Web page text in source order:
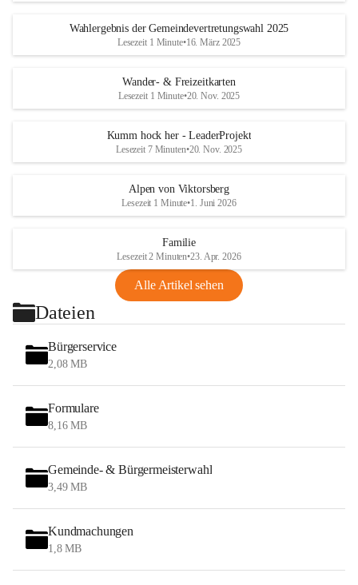
Wahlergebnis der Gemeindevertretungswahl 2025
Lesezeit 1 Minute•16. März 2025
Wander- & Freizeitkarten
Lesezeit 1 Minute•20. Nov. 2025
Kumm hock her - LeaderProjekt
Lesezeit 7 Minuten•20. Nov. 2025
Alpen von Viktorsberg
Lesezeit 1 Minute•1. Juni 2026
Familie
Lesezeit 2 Minuten•23. Apr. 2026
Alle Artikel sehen
Dateien
Bürgerservice
2,08 MB
Formulare
8,16 MB
Gemeinde- & Bürgermeisterwahl
3,49 MB
Kundmachungen
1,8 MB